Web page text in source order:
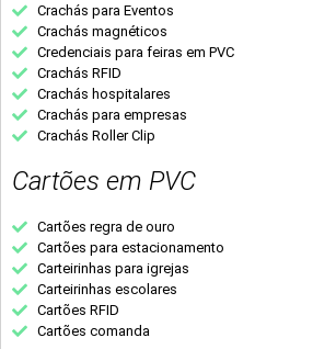
Crachás para Eventos
Crachás magnéticos
Credenciais para feiras em PVC
Crachás RFID
Crachás hospitalares
Crachás para empresas
Crachás Roller Clip
Cartões em PVC
Cartões regra de ouro
Cartões para estacionamento
Carteirinhas para igrejas
Carteirinhas escolares
Cartões RFID
Cartões comanda